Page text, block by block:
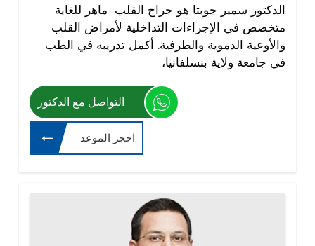
الدكتور سمير جوبتا هو جراح القلب ماهر للغاية
متخصص في الإجراءات التداخلية لأمراض القلب
والأوعية الدموية والطرفية. أكمل تدريبه في الطب
في جامعة ولاية بنسلفانيا،
التواصل مع الدكتور
احجز الموعد